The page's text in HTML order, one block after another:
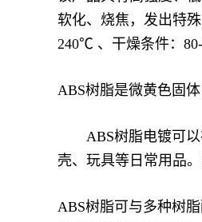
软化、烧焦，发出特
240℃ 、干燥条件：
ABS树脂是微黄色固
ABS树脂电镀可以
壳、玩具等日常用品
ABS树脂可与多种树